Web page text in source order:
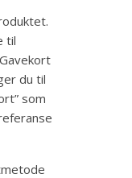
til
du til
som